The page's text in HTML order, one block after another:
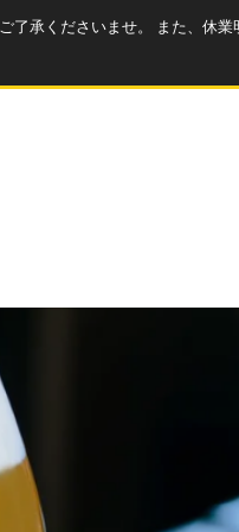
承くださいませ。 また、休業